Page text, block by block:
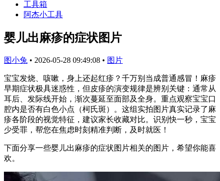
工具箱
阿杰小工具
婴儿出麻疹的症状图片
图小兔 • 2026-05-28 09:49:08 • 图片
宝宝发烧、咳嗽，身上还起红疹？千万别当成普通感冒！麻疹
早期症状极具迷惑性，但皮疹的演变规律是辨别关键：通常从
耳后、发际线开始，渐次蔓延至面部及全身。重点观察宝宝口
腔内是否有白色小点（柯氏斑）。这组实拍图片真实记录了麻
疹各阶段的视觉特征，建议家长收藏对比。识别快一秒，宝宝
少受罪，帮您在焦虑时刻精准判断，及时就医！
下面分享一些婴儿出麻疹的症状图片相关的图片，希望你能喜
欢。